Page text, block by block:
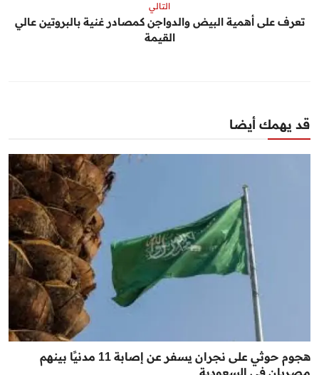
التالي
تعرف على أهمية البيض والدواجن كمصادر غنية بالبروتين عالي
القيمة
قد يهمك أيضا
هجوم حوثي على نجران يسفر عن إصابة 11 مدنيًا بينهم
مصريان في السعودية